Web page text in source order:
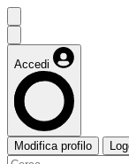
Accedi
Modifica profilo